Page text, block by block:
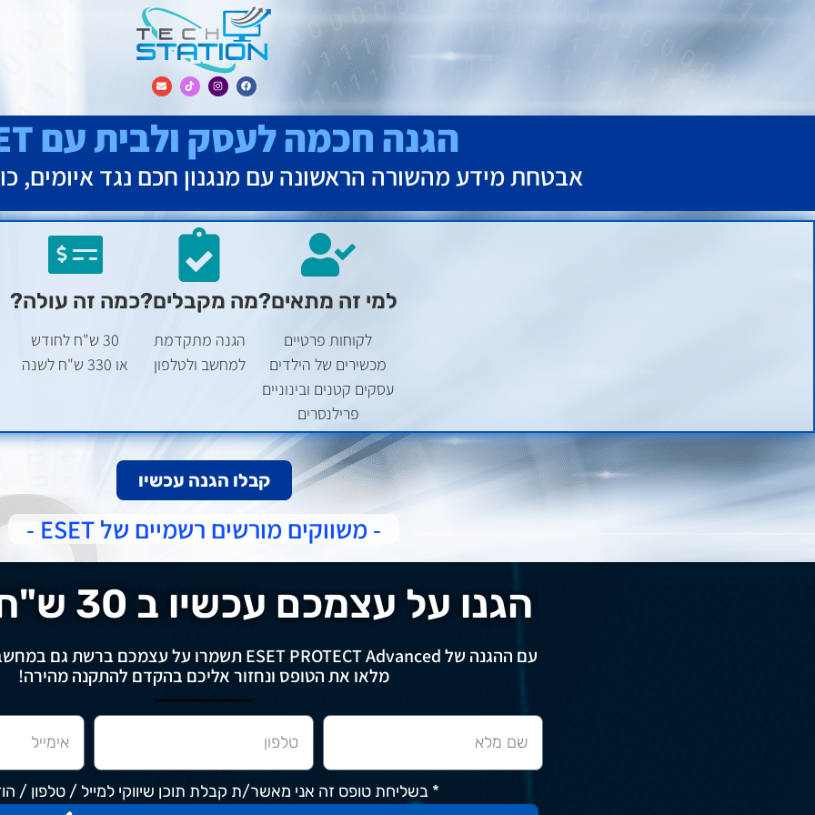
הגנה חכמה לעסק ולבית עם ESET
אבטחת מידע מהשורה הראשונה עם מנגנון חכם נגד איומים,
למי זה מתאים?
לקוחות פרטיים
מכשירים של הילדים
עסקים קטנים ובינוניים
פרילנסרים
מה מקבלים?
הגנה מתקדמת
למחשב ולטלפון
כמה זה עולה?
30 ש"ח לחודש
או 330 ש"ח לשנה
קבלו הגנה עכשיו
- משווקים מורשים רשמיים של ESET -
הגנו על עצמכם עכשיו ב 30 ש"ח לחודש
עם ההגנה של ESET PROTECT Advanced תשמרו על עצמכם ברשת גם במחשב וגם בטלפון הנייד.
מלאו את הטופס ונחזור אליכם בהקדם להתקנה מהירה!
* בשליחת טופס זה אני מאשר/ת קבלת תוכן שיווקי למייל / טלפון /